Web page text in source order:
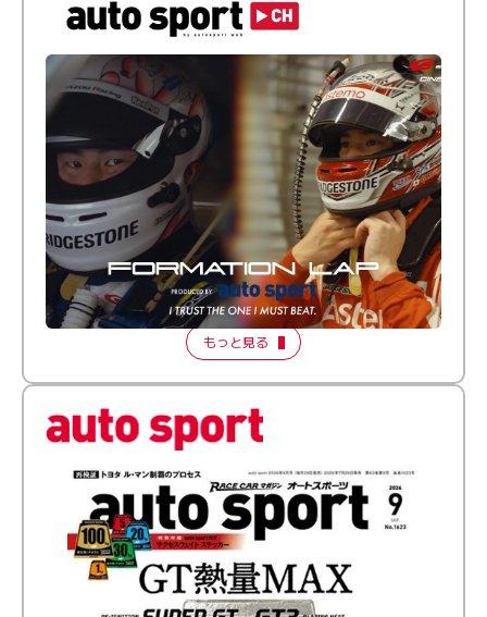
倒す相手を、信じてる。小林利徠斗 × 野村勇斗
【FORMATION LAP Produced by auto sport】
2026 Episode 2
もっと見る